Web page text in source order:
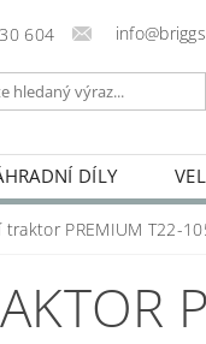
604
DÍLY
traktor PREMIUM T22-